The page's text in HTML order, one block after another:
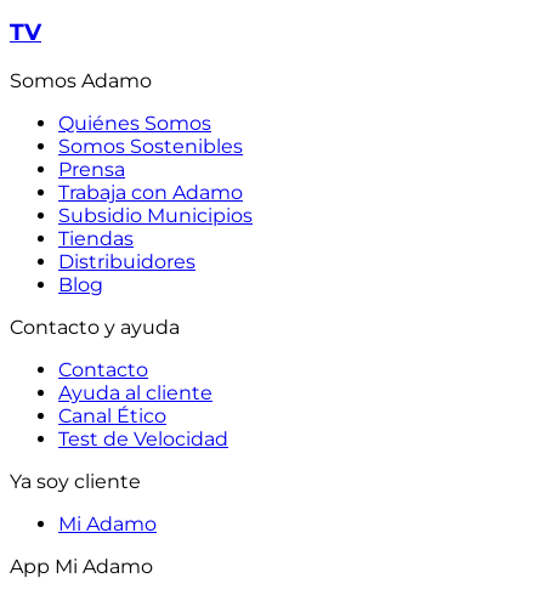
TV
Somos Adamo
Quiénes Somos
Somos Sostenibles
Prensa
Trabaja con Adamo
Subsidio Municipios
Tiendas
Distribuidores
Blog
Contacto y ayuda
Contacto
Ayuda al cliente
Canal Ético
Test de Velocidad
Ya soy cliente
Mi Adamo
App Mi Adamo